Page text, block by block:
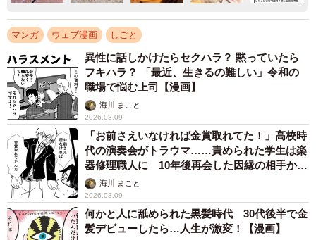
マンガ ウェブ漫画 しごと
異性に話しかけたらセクハラ？ 黙っていたら
フキハラ？ 「最近、生きるの難しい」令和の
職場で悩む上司【漫画】
海川 まこと
2026.08.09
「お前さえいなければ金賞取れてた！」高校時
代の演奏会がトラウマ……責められた学生は楽
器修理職人に 10年後再会した因縁の相手から
思わぬ申し出【漫画】
海川 まこと
2026.08.09
何かと人に舐められた黒髪時代 30代後半で金
髪デビューしたら…人生が激変！【漫画】